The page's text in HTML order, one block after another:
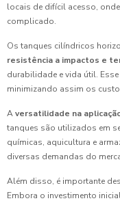
locais de difícil acesso,
complicado.
Os tanques cilíndricos
resistência a impactos e
durabilidade e vida útil.
minimizando assim os
Aversatilidade na
tanques são utilizados em
químicas, aquicultura e
diversas demandas do
Além disso, é importante
Embora o investimento